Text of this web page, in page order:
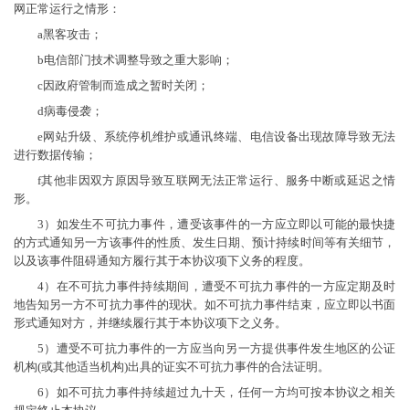
网正常运行之情形：
a黑客攻击；
b电信部门技术调整导致之重大影响；
c因政府管制而造成之暂时关闭；
d病毒侵袭；
e网站升级、系统停机维护或通讯终端、电信设备出现故障导致无法
进行数据传输；
f其他非因双方原因导致互联网无法正常运行、服务中断或延迟之情
形。
3）如发生不可抗力事件，遭受该事件的一方应立即以可能的最快捷
的方式通知另一方该事件的性质、发生日期、预计持续时间等有关细节，
以及该事件阻碍通知方履行其于本协议项下义务的程度。
4）在不可抗力事件持续期间，遭受不可抗力事件的一方应定期及时
地告知另一方不可抗力事件的现状。如不可抗力事件结束，应立即以书面
形式通知对方，并继续履行其于本协议项下之义务。
5）遭受不可抗力事件的一方应当向另一方提供事件发生地区的公证
机构(或其他适当机构)出具的证实不可抗力事件的合法证明。
6）如不可抗力事件持续超过九十天，任何一方均可按本协议之相关